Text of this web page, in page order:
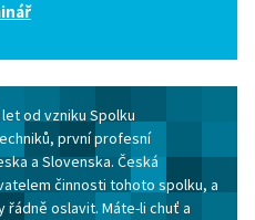
od vzniku Spolku
první profesní
a Slovenska. Česká
činnosti tohoto spolku, a
oslavit. Máte-li chuť a